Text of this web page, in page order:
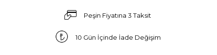
Peşin Fiyatına 3 Taksit
10 Gün İçinde İade Değişim